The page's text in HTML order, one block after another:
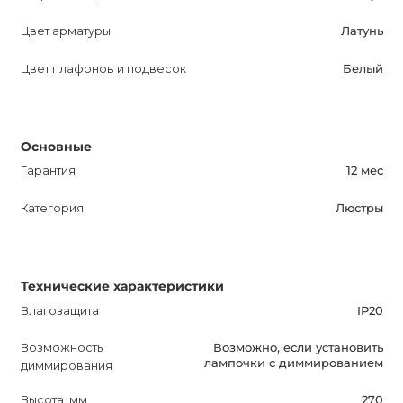
комплектации.
доме с LUMI!
Цвет арматуры Латунь
Цвет плафонов и подвесок Белый
Основные
Гарантия 12 мес
Категория Люстры
Технические характеристики
Влагозащита IP20
Возможность
диммирования
Возможно, если установить
лампочки с диммированием
Высота, мм 270